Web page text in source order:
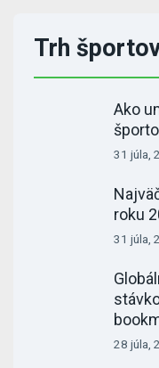
Trh
Ako
31 júla,
roku
31 júla,
28 júla,